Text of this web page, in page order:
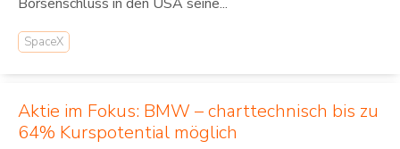
SpaceX
Aktie im Fokus: BMW – charttechnisch bis zu
64% Kurspotential möglich